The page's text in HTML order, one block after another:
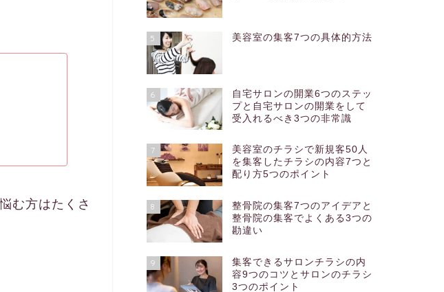
む方はたくさ
5 美容室の集客7つの具体的方法
6
自宅サロンの開業6つのステッ
プと自宅サロンの開業をして
受入れるべき3つの非常識
7
美容室のチラシで新規客50人
を集客したチラシの内容7つと
配り方5つのポイント
8
整骨院の集客7つのアイデアと
整骨院の集客でよくある3つの
勘違い
9
集客できるサロンチラシの内
容9つのコツとサロンのチラシ
3つのポイント